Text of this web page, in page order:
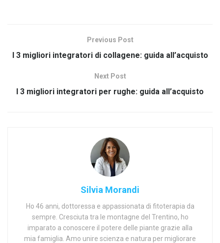
Previous Post
I 3 migliori integratori di collagene: guida all’acquisto
Next Post
I 3 migliori integratori per rughe: guida all’acquisto
Silvia Morandi
Ho 46 anni, dottoressa e appassionata di fitoterapia da
sempre. Cresciuta tra le montagne del Trentino, ho
imparato a conoscere il potere delle piante grazie alla
mia famiglia. Amo unire scienza e natura per migliorare